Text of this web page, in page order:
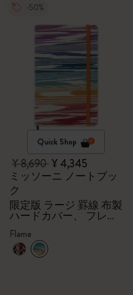
-50%
Quick Shop
¥ 8,690¥ 4,345
ミッソーニ ノートブッ
ク
限定版 ラージ 罫線 布製
ハードカバー、 フレー
ム
Flame